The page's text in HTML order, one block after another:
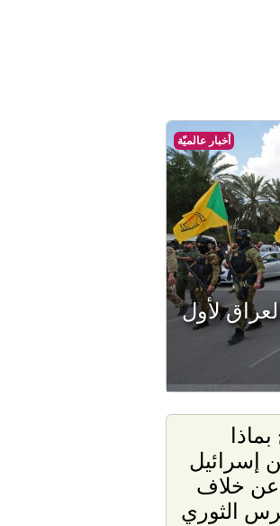
أخبار عالميّة
لأول
إسرائيل
خلاف
الثوري